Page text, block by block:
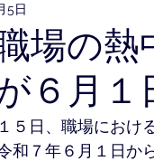
場の熱
６月１
5日
日、職場におけ
和７年６月１日か